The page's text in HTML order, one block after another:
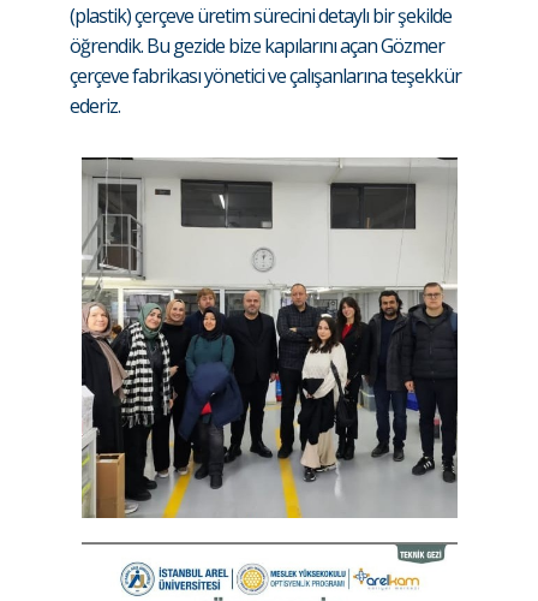
(plastik) çerçeve üretim sürecini detaylı bir şekilde
öğrendik. Bu gezide bize kapılarını açan Gözmer
çerçeve fabrikası yönetici ve çalışanlarına teşekkür
ederiz.